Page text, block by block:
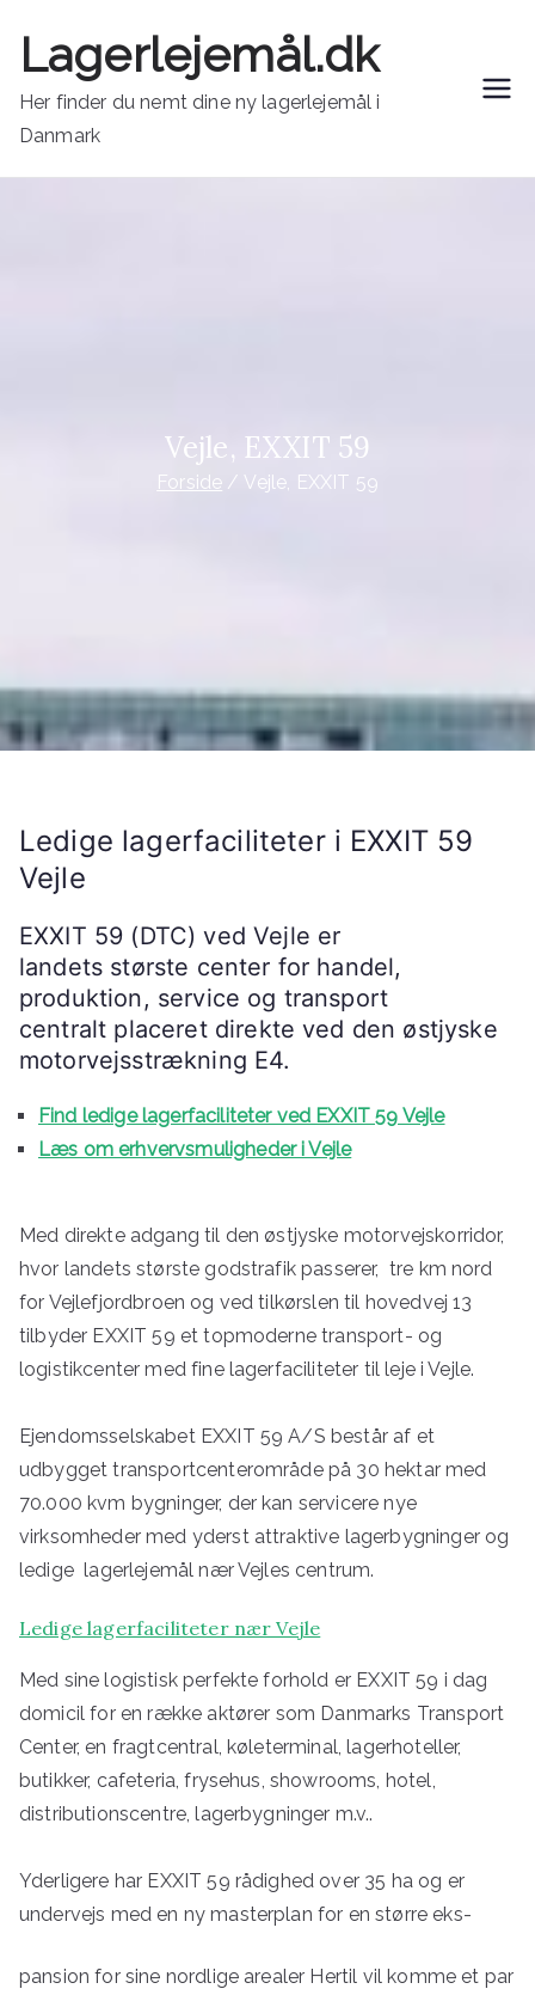
Lagerlejemål.dk
Her finder du nemt dine ny lagerlejemål i
Danmark
Vejle, EXXIT 59
Forside Vejle, EXXIT 59
Ledige lagerfaciliteter i EXXIT 59
Vejle
EXXIT 59 (DTC) ved Vejle er
landets største center for handel,
produktion, service og transport
centralt placeret direkte ved den østjyske
motorvejsstrækning E4.
Find ledige lagerfaciliteter ved EXXIT 59 Vejle
Læs om erhvervsmuligheder i Vejle
Med direkte adgang til den østjyske motorvejskorridor,
hvor landets største godstrafik passerer, tre km nord
for Vejlefjordbroen og ved tilkørslen til hovedvej 13
tilbyder EXXIT 59 et topmoderne transport- og
logistikcenter med fine lagerfaciliteter til leje i Vejle.
Ejendomsselskabet EXXIT 59 A/S består af et
udbygget transportcenterområde på 30 hektar med
70.000 kvm bygninger, der kan servicere nye
virksomheder med yderst attraktive lagerbygninger og
ledige lagerlejemål nær Vejles centrum.
Ledige lagerfaciliteter nær Vejle
Med sine logistisk perfekte forhold er EXXIT 59 i dag
domicil for en række aktører som Danmarks Transport
Center, en fragtcentral, køleterminal, lagerhoteller,
butikker, cafeteria, frysehus, showrooms, hotel,
distributionscentre, lagerbygninger m.v..
Yderligere har EXXIT 59 rådighed over 35 ha og er
undervejs med en ny masterplan for en større eks-
pansion for sine nordlige arealer Hertil vil komme et par